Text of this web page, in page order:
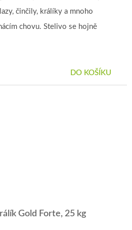
DO KOŠÍKU
činčily, králíky a mnoho
chovu. Stelivo se hojně
Gold Forte, 25 kg